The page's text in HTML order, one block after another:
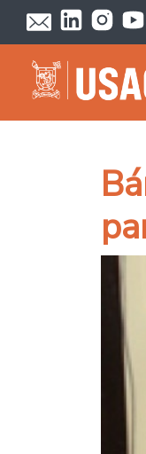
Pasar al contenido